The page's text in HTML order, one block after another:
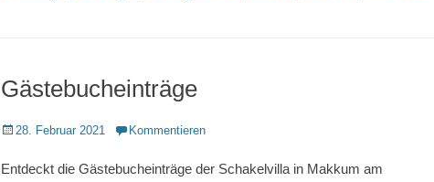
Gästebucheinträge
Veröffentlicht
28. Februar 2021 Kommentieren
Entdeckt die Gästebucheinträge der Schakelvilla in Makkum am